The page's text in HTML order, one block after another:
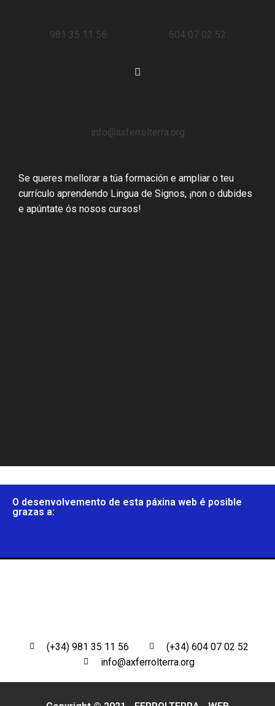
981 35 11 56 604 07 02 52
info@axferrolterra.org
Se queres mellorar a túa formación e ampliar o teu
currículo aprendendo Lingua de Signos, ¡non o dubides
e apúntate ós nosos cursos!
O desenvolvemento de esta páxina web é posible
grazas a:
(+34) 981 35 11 56
(+34) 604 07 02 52
info@axferrolterra.org